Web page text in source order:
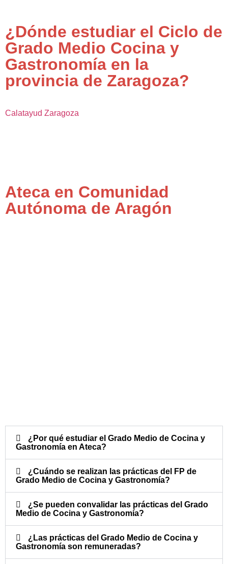
¿Dónde estudiar el Ciclo de
Grado Medio Cocina y
Gastronomía en la
provincia de Zaragoza?
Calatayud Zaragoza
Ateca en Comunidad
Autónoma de Aragón
¿Por qué estudiar el Grado Medio de Cocina y
Gastronomía en Ateca?
¿Cuándo se realizan las prácticas del FP de
Grado Medio de Cocina y Gastronomía?​
¿Se pueden convalidar las prácticas del Grado
Medio de Cocina y Gastronomía?​
¿Las prácticas del Grado Medio de Cocina y
Gastronomía son remuneradas?​